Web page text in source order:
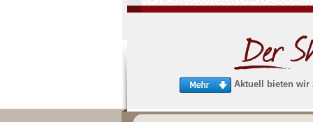
Aktuell bieten wir